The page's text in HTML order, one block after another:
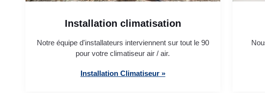
Installation climatisation
Notre équipe d'installateurs interviennent sur tout le 90
pour votre climatiseur air / air.
Installation Climatiseur »